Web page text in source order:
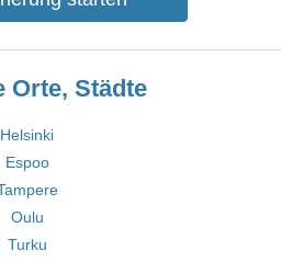
Orte, Städte
Helsinki
Espoo
Oulu
Turku